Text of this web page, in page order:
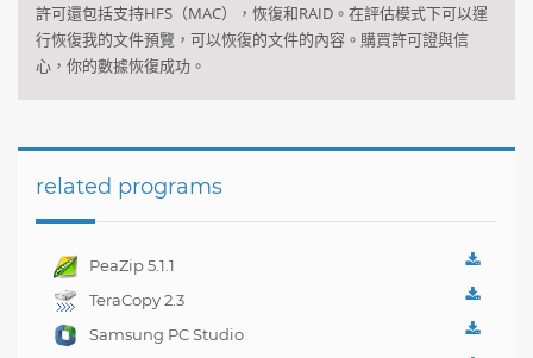
許可還包括支持HFS （MAC）， 恢復和RAID 。 在評估模式下可以運
行恢復我的文件預覽 ，可以恢復的文件的內容 。 購買許可證與信
心 ， 你的數據恢復成功 。
related programs
PeaZip 5.1.1
TeraCopy 2.3
Samsung PC Studio